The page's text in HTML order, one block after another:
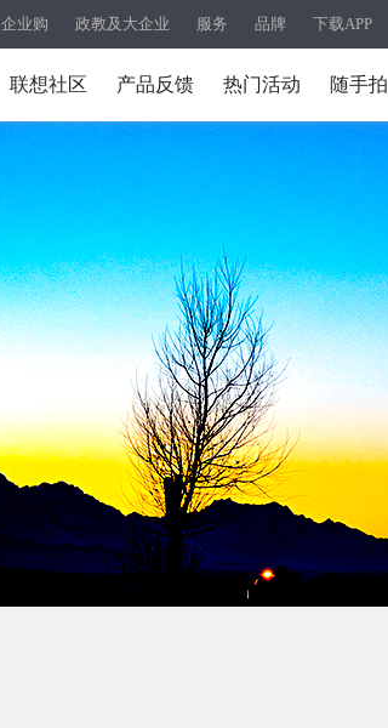
企业购 政教及大企业 服务 品牌 下载APP
联想社区 产品反馈 热门活动 随手拍